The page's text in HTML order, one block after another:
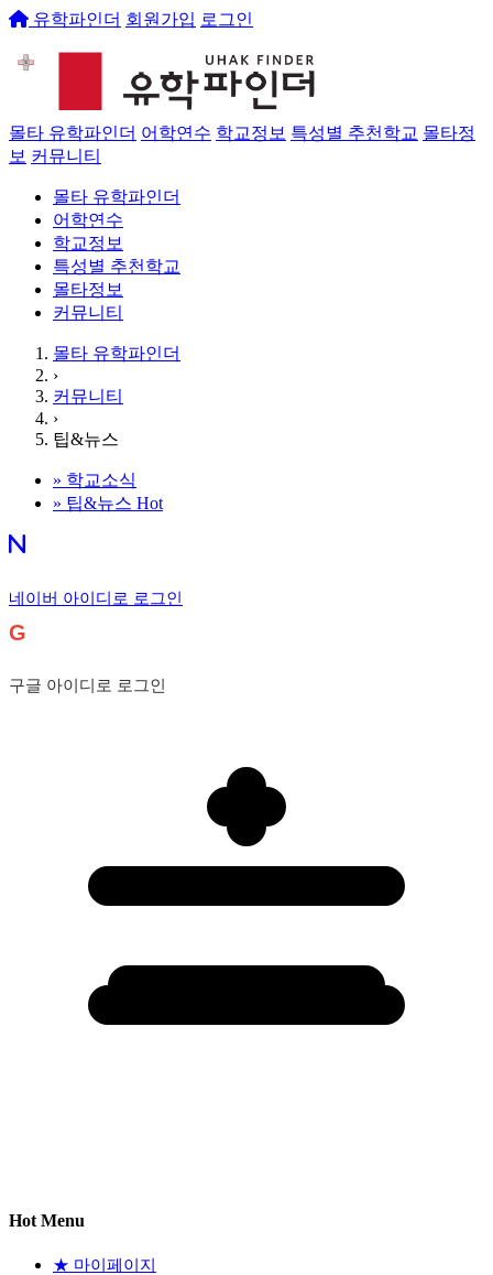
유학파인더 회원가입 로그인
몰타 유학파인더 어학연수 학교정보 특성별 추천학교 몰타정
보 커뮤니티
몰타 유학파인더
어학연수
학교정보
특성별 추천학교
몰타정보
커뮤니티
몰타 유학파인더
›
커뮤니티
›
팁&뉴스
» 학교소식
» 팁&뉴스 Hot
네이버 아이디로 로그인
G
구글 아이디로 로그인
Hot Menu
★ 마이페이지